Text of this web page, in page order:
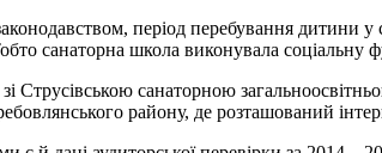
період перебування дитини
санаторна школа виконувала соціальну
зі Струсівською санаторною
району, де розташований